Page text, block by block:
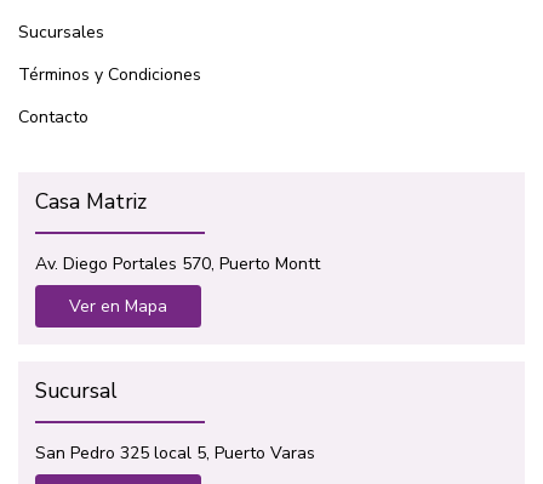
Sucursales
Términos y Condiciones
Contacto
Casa Matriz
Av. Diego Portales 570, Puerto Montt
Ver en Mapa
Sucursal
San Pedro 325 local 5, Puerto Varas